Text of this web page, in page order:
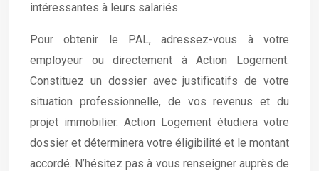
intéressantes à leurs salariés.
Pour obtenir le PAL, adressez-vous à votre
employeur ou directement à Action Logement.
Constituez un dossier avec justificatifs de votre
situation professionnelle, de vos revenus et du
projet immobilier. Action Logement étudiera votre
dossier et déterminera votre éligibilité et le montant
accordé. N’hésitez pas à vous renseigner auprès de